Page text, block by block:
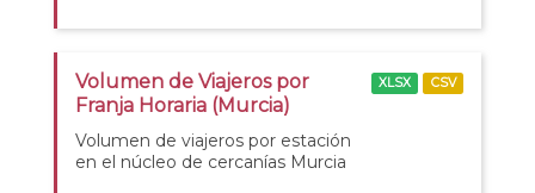
Volumen de Viajeros por
Franja Horaria (Murcia)
Volumen de viajeros por estación
en el núcleo de cercanías Murcia
XLSX CSV